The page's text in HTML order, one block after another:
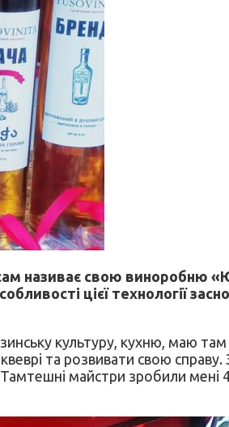
називає свою виноробню
цієї технології
культуру, кухню, маю
та розвивати свою справу.
майстри зробили мені 4